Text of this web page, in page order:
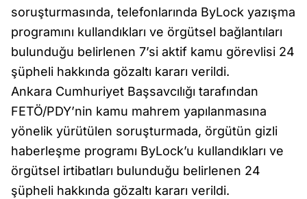
soruşturmasında, telefonlarında ByLock yazışma
programını kullandıkları ve örgütsel bağlantıları
bulunduğu belirlenen 7’si aktif kamu görevlisi 24
şüpheli hakkında gözaltı kararı verildi.
Ankara Cumhuriyet Başsavcılığı tarafından
FETÖ/PDY’nin kamu mahrem yapılanmasına
yönelik yürütülen soruşturmada, örgütün gizli
haberleşme programı ByLock’u kullandıkları ve
örgütsel irtibatları bulunduğu belirlenen 24
şüpheli hakkında gözaltı kararı verildi.